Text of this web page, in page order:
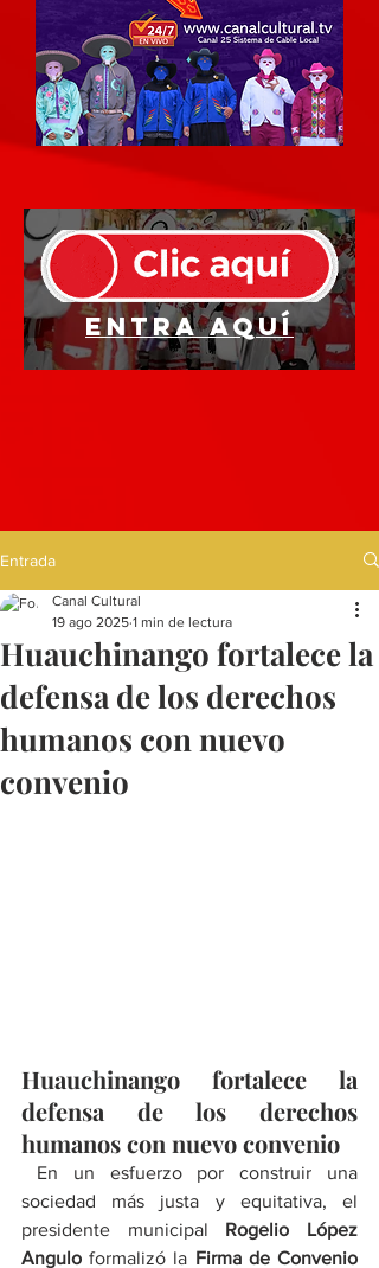
Entra aquí
Entrada
Huauchinango fortalece la
defensa de los derechos
humanos con nuevo
convenio
Canal Cultural
19 ago 2025 1 min de lectura
Huauchinango fortalece la
defensa de los derechos
humanos con nuevo convenio
sociedad más justa y equitativa, el
presidente municipal Rogelio López
Angulo formalizó la Firma de Convenio